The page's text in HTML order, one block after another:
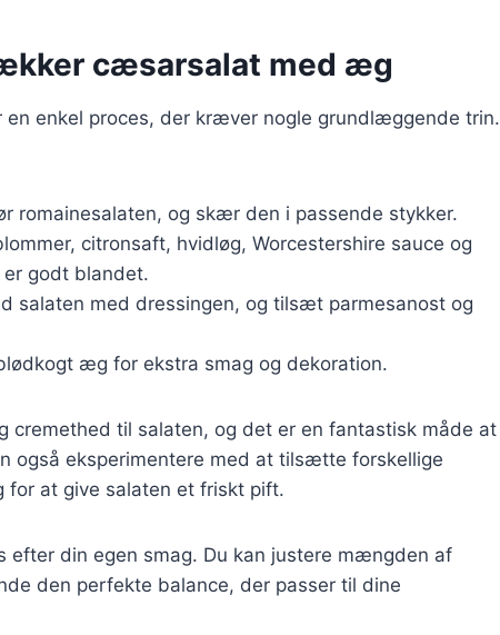
cæsarsalat med æg
enkel proces, der kræver nogle grundlæggende trin.
romainesalaten, og skær den i passende stykker.
citronsaft, hvidløg, Worcestershire sauce og
godt blandet.
salaten med dressingen, og tilsæt parmesanost og
æg for ekstra smag og dekoration.
cremethed til salaten, og det er en fantastisk måde at
også eksperimentere med at tilsætte forskellige
for at give salaten et friskt pift.
efter din egen smag. Du kan justere mængden af
den perfekte balance, der passer til dine